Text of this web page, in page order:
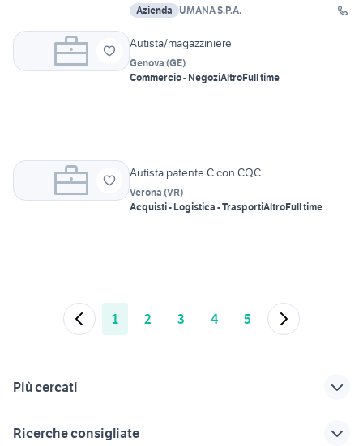
Azienda UMANA S.P.A.
Autista/magazziniere
Genova (GE)
Commercio - NegoziAltroFull time
Autista patente C con CQC
Verona (VR)
Acquisti - Logistica - TrasportiAltroFull time
1 2 3 4 5
Più cercati
Ricerche consigliate